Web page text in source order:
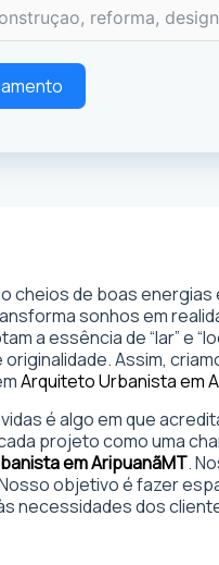
cheios de boas energias
sonhos em
a essência de “lar” e
Assim,
Arquiteto Urbanista em
é algo em que
projeto como uma
em AripuanãMT.
objetivo é fazer
necessidades dos